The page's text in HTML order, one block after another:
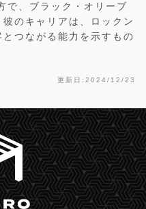
、ブラック・オリーブ
のキャリアは、ロックン
つながる能力を示すもの
更新日:2024/12/23